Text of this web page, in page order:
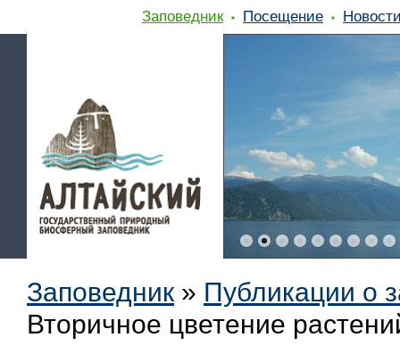
Заповедник Посещение
Заповедник » Публикации о
Вторичное цветение